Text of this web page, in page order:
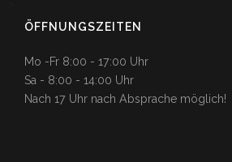
ÖFFNUNGSZEITEN
Mo -Fr 8:00 - 17:00 Uhr
Sa - 8:00 - 14:00 Uhr
Nach 17 Uhr nach Absprache möglich!